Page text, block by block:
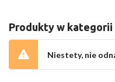
Produkty w kategorii
Niestety, nie